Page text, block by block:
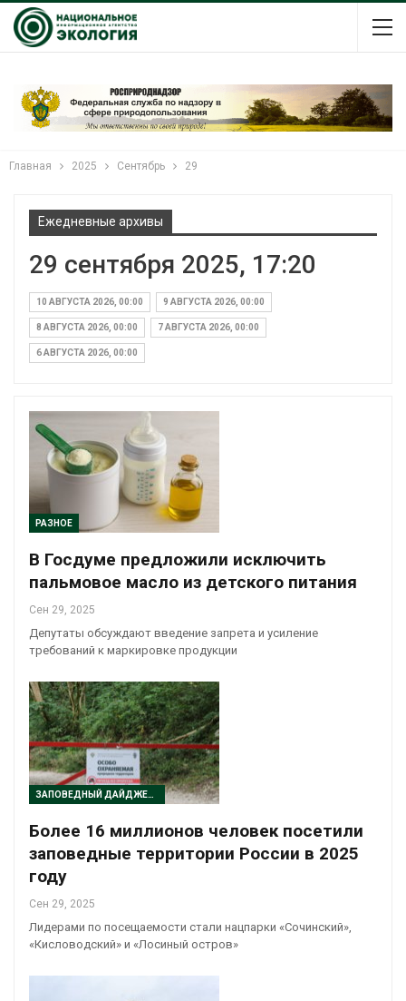
Главная 2025 Сентябрь 29
Ежедневные архивы
29 сентября 2025, 17:20
10 АВГУСТА 2026, 00:00 9 АВГУСТА 2026, 00:00
8 АВГУСТА 2026, 00:00 7 АВГУСТА 2026, 00:00
6 АВГУСТА 2026, 00:00
РАЗНОЕ
В Госдуме предложили исключить
пальмовое масло из детского питания
Сен 29, 2025
Депутаты обсуждают введение запрета и усиление
требований к маркировке продукции
ЗАПОВЕДНЫЙ ДАЙДЖЕСТ
Более 16 миллионов человек посетили
заповедные территории России в 2025
году
Сен 29, 2025
Лидерами по посещаемости стали нацпарки «Сочинский»,
«Кисловодский» и «Лосиный остров»